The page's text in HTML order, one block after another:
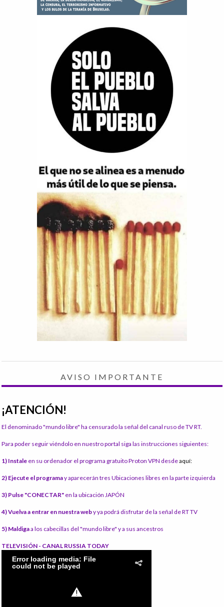
AVISO IMPORTANTE
¡ATENCIÓN!
El denominado "mundo libre" ha censurado la señal del canal ruso de TV RT.
Para poder seguir viéndolo en nuestro portal siga las instrucciones siguientes:
1) Instale en su ordenador el programa gratuito Proton VPN desdeaquí:
2) Ejecute el programay aparecerán tres Ubicaciones libres en la parte izquierda
3) Pulse "CONECTAR" en la ubicación JAPÓN
4) Vuelva a entrar en nuestra weby ya podrá disfrutar de la señal de RT TV
5) Maldigaa los cabecillas del "mundo libre" y a sus ancestros
TELEVISIÓN - CANAL RUSSIA TODAY